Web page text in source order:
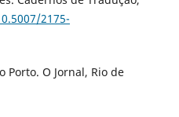
2175-
Porto. O Jornal, Rio de